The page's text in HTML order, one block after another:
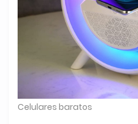
Celulares baratos